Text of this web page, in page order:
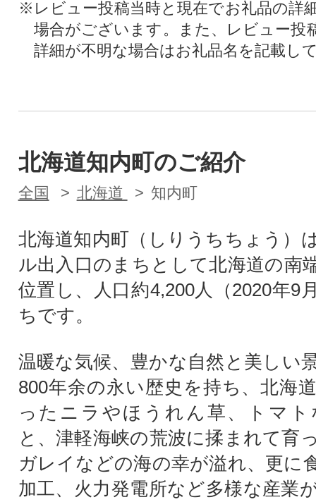
※レビュー投稿当時と現在でお礼品の詳
場合がございます。また、レビュー投
詳細が不明な場合はお礼品名を記載し
北海道知内町のご紹介
全国 北海道 知内町
北海道知内町（しりうちちょう）
ル出入口のまちとして北海道の南
位置し、人口約4,200人（2020年9
ちです。
温暖な気候、豊かな自然と美しい
800年余の永い歴史を持ち、北海
ったニラやほうれん草、トマ
と、津軽海峡の荒波に揉まれて育
ガレイなどの海の幸が溢れ、更に
加工、火力発電所など多様な産業